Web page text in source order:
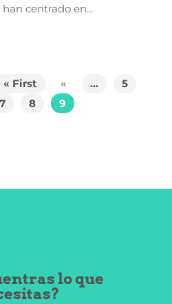
centrado en...
« First « ...
5
7 8 9
lo que